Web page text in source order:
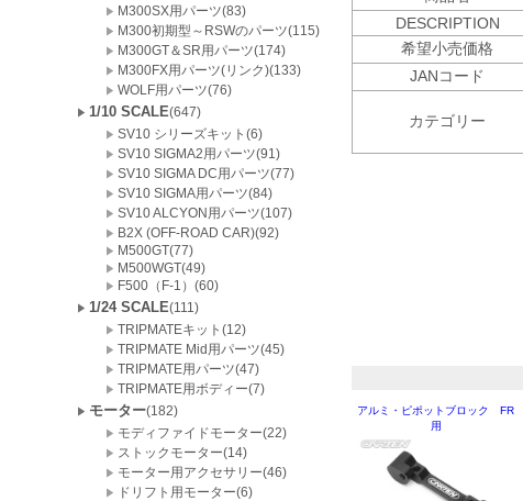
M300SX用パーツ(83)
M300初期型～RSWのパーツ(115)
M300GT＆SR用パーツ(174)
M300FX用パーツ(リンク)(133)
WOLF用パーツ(76)
1/10 SCALE(647)
SV10 シリーズキット(6)
SV10 SIGMA2用パーツ(91)
SV10 SIGMA DC用パーツ(77)
SV10 SIGMA用パーツ(84)
SV10 ALCYON用パーツ(107)
B2X (OFF-ROAD CAR)(92)
M500GT(77)
M500WGT(49)
F500（F-1）(60)
1/24 SCALE(111)
TRIPMATEキット(12)
TRIPMATE Mid用パーツ(45)
TRIPMATE用パーツ(47)
TRIPMATE用ボディー(7)
モーター(182)
モディファイドモーター(22)
ストックモーター(14)
モーター用アクセサリー(46)
ドリフト用モーター(6)
DESCRIPTION
希望小売価格
JANコード
カテゴリー
アルミ・ピポットブロック FR
用